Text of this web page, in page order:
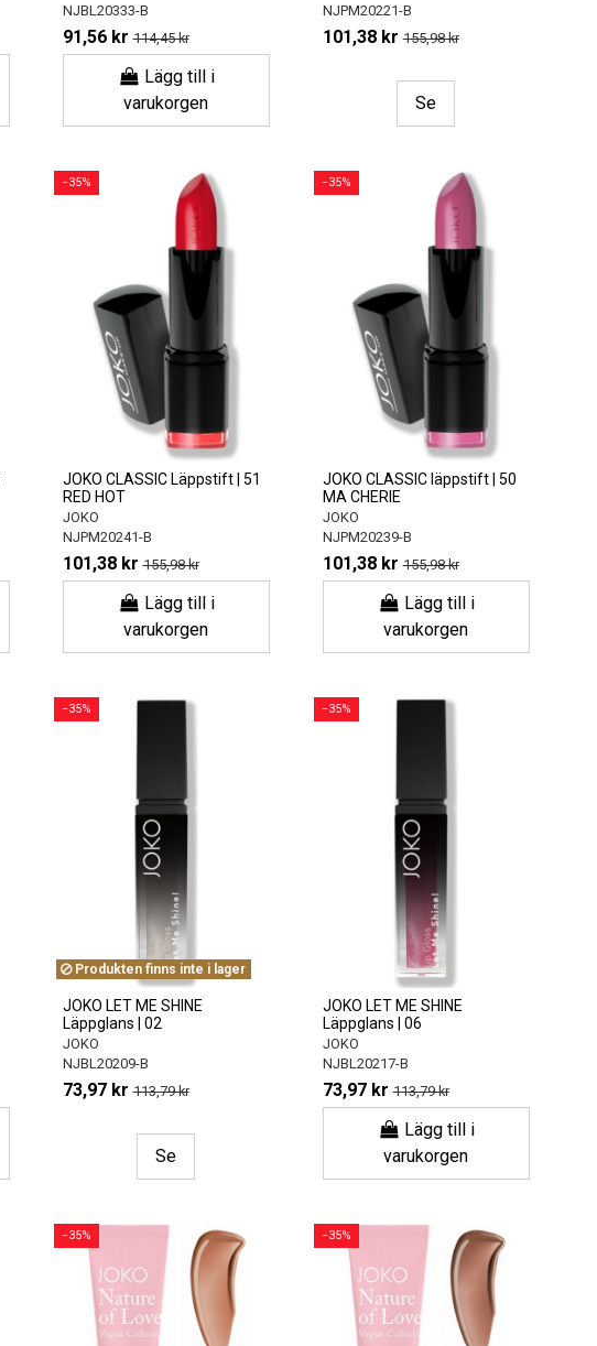
NJBL20333-B
91,56 kr 114,45 kr
Lägg till i
varukorgen
NJPM20221-B
101,38 kr 155,98 kr
Se
−35%
JOKO CLASSIC Läppstift | 51
RED HOT
JOKO
NJPM20241-B
101,38 kr 155,98 kr
Lägg till i
varukorgen
−35%
JOKO CLASSIC läppstift | 50
MA CHERIE
JOKO
NJPM20239-B
101,38 kr 155,98 kr
Lägg till i
varukorgen
−35%
Produkten finns inte i lager
JOKO LET ME SHINE
Läppglans | 02
JOKO
NJBL20209-B
73,97 kr 113,79 kr
Se
−35%
JOKO LET ME SHINE
Läppglans | 06
JOKO
NJBL20217-B
73,97 kr 113,79 kr
Lägg till i
varukorgen
−35% −35%